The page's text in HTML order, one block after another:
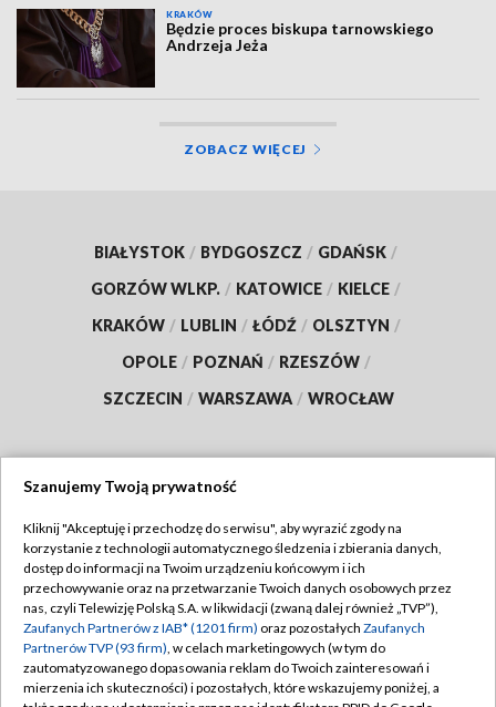
KRAKÓW
Będzie proces biskupa tarnowskiego
Andrzeja Jeża
ZOBACZ WIĘCEJ
BIAŁYSTOK / BYDGOSZCZ / GDAŃSK /
GORZÓW WLKP. / KATOWICE / KIELCE /
KRAKÓW / LUBLIN / ŁÓDŹ / OLSZTYN /
OPOLE / POZNAŃ / RZESZÓW /
SZCZECIN / WARSZAWA / WROCŁAW
TVP
Abonament TVP
Emisja w TVP
Centrum informacji TVP
Naziemna Telewizja Cyfrowa
Regulamin TVP
Polityka prywatności
Moje zgody
Pomoc
Szanujemy Twoją prywatność
Kliknij "Akceptuję i przechodzę do serwisu", aby wyrazić zgody na
korzystanie z technologii automatycznego śledzenia i zbierania danych,
dostęp do informacji na Twoim urządzeniu końcowym i ich
przechowywanie oraz na przetwarzanie Twoich danych osobowych przez
nas, czyli Telewizję Polską S.A. w likwidacji (zwaną dalej również „TVP”),
Zaufanych Partnerów z IAB* (1201 firm) oraz pozostałych Zaufanych
Partnerów TVP (93 firm), w celach marketingowych (w tym do
zautomatyzowanego dopasowania reklam do Twoich zainteresowań i
mierzenia ich skuteczności) i pozostałych, które wskazujemy poniżej, a